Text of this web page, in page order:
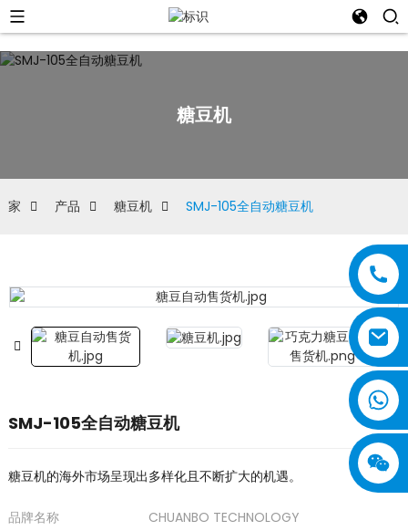
糖豆机
家 产品 糖豆机 SMJ-105全自动糖豆机
SMJ-105全自动糖豆机
糖豆机的海外市场呈现出多样化且不断扩大的机遇。
品牌名称
CHUANBO TECHNOLOGY